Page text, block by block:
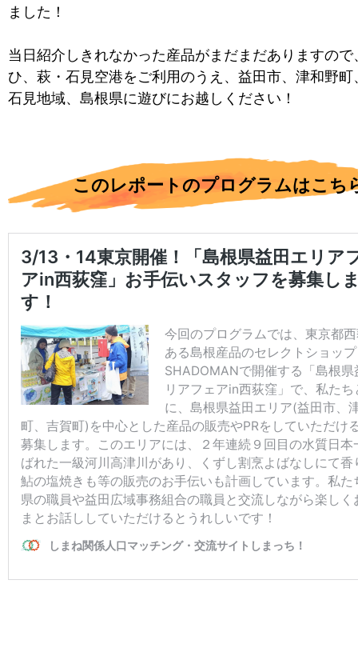
ました！
当日紹介しきれなかった産品がまだまだありますので
ひ、萩・石見空港をご利用のうえ、益田市、津和野町
石見地域、島根県に遊びにお越しください！
このレポートのプログラムはこち